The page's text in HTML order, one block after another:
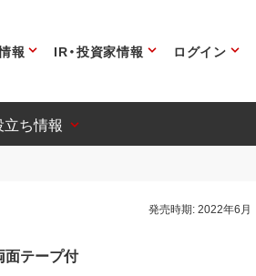
報 IR・投資家情報 ログイン
ち情報
発売時期:2022年6月
面テープ付